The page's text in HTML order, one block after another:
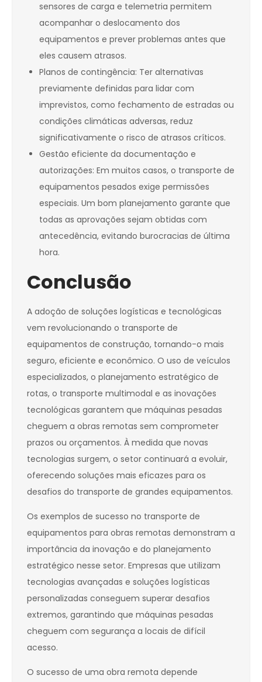
sensores de carga e telemetria permitem
acompanhar o deslocamento dos
equipamentos e prever problemas antes que
eles causem atrasos.
Planos de contingência: Ter alternativas
previamente definidas para lidar com
imprevistos, como fechamento de estradas ou
condições climáticas adversas, reduz
significativamente o risco de atrasos críticos.
Gestão eficiente da documentação e
autorizações: Em muitos casos, o transporte de
equipamentos pesados exige permissões
especiais. Um bom planejamento garante que
todas as aprovações sejam obtidas com
antecedência, evitando burocracias de última
hora.
Conclusão
A adoção de soluções logísticas e tecnológicas
vem revolucionando o transporte de
equipamentos de construção, tornando-o mais
seguro, eficiente e econômico. O uso de veículos
especializados, o planejamento estratégico de
rotas, o transporte multimodal e as inovações
tecnológicas garantem que máquinas pesadas
cheguem a obras remotas sem comprometer
prazos ou orçamentos. À medida que novas
tecnologias surgem, o setor continuará a evoluir,
oferecendo soluções mais eficazes para os
desafios do transporte de grandes equipamentos.
Os exemplos de sucesso no transporte de
equipamentos para obras remotas demonstram a
importância da inovação e do planejamento
estratégico nesse setor. Empresas que utilizam
tecnologias avançadas e soluções logísticas
personalizadas conseguem superar desafios
extremos, garantindo que máquinas pesadas
cheguem com segurança a locais de difícil
acesso.
O sucesso de uma obra remota depende